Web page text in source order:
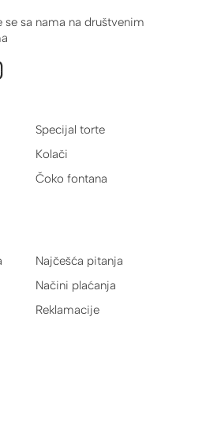
se sa nama na društvenim
Specijal torte
Kolači
Čoko fontana
Najčešća pitanja
Načini plaćanja
Reklamacije